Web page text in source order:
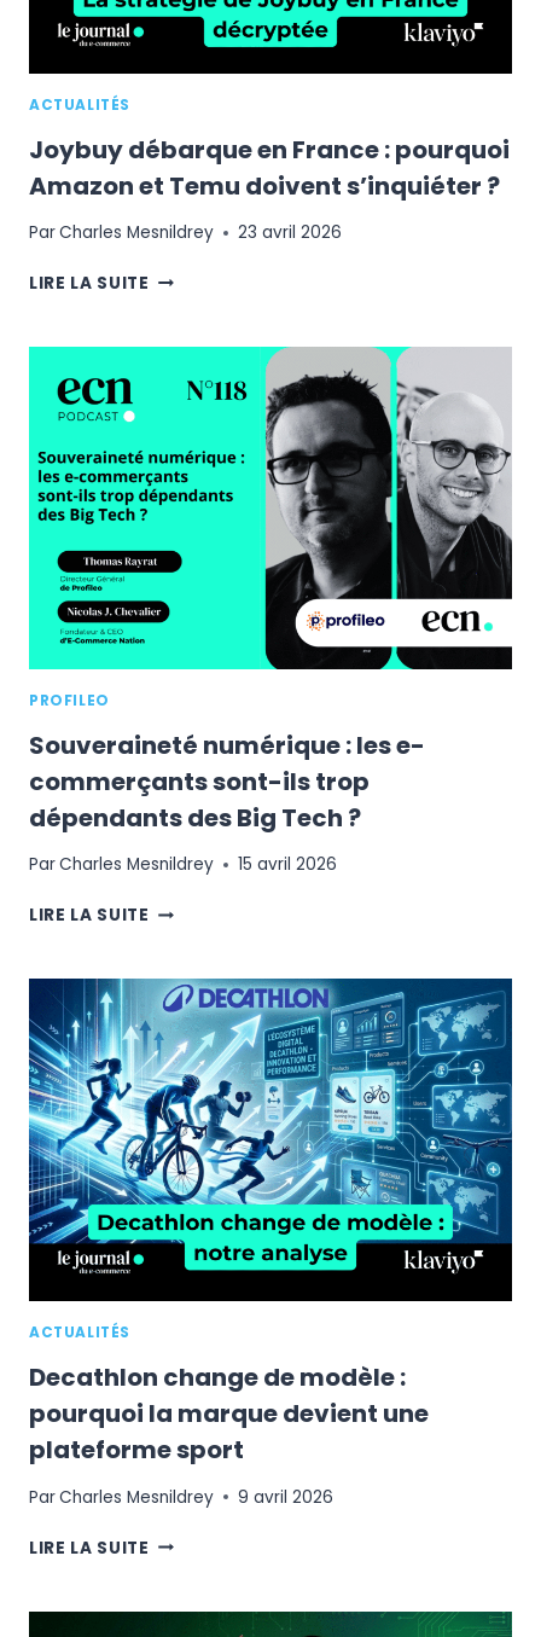
ACTUALITÉS
Joybuy débarque en France : pourquoi
Amazon et Temu doivent s’inquiéter ?
ParCharles Mesnildrey 23 avril 2026
LIRE LA SUITE JOYBUY
FRANCE
POURQUOI
ET
TEMU
DOIVENT
?
PROFILEO
Souveraineté numérique : les e-
commerçants sont-ils trop
dépendants des Big Tech ?
ParCharles Mesnildrey 15 avril 2026
LIRE LA SUITE SOUVERAINETÉ
LES
E-
COMMERÇANTS
SONT-
ILS
TROP
DÉPENDANTS
DES
BIG
TECH
?
ACTUALITÉS
Decathlon change de modèle :
pourquoi la marque devient une
plateforme sport
ParCharles Mesnildrey 9 avril 2026
LIRE LA SUITE DECATHLON
MODÈLE